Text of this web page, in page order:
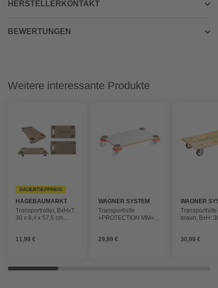
HERSTELLERKONTAKT
BEWERTUNGEN
Weitere interessante Produkte
DAUERTIEFPREIS
HAGEBAUMARKT
Transportroller, BxHxT:
30 x 8,4 x 57,5 cm,
11,99 €
WAGNER SYSTEM
Transporthilfe
»PROTECTION MM«,
200 kg
29,99 €
WAGNER
braun, BxH:
30,99 €